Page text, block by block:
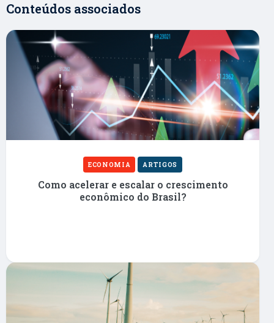
Conteúdos associados
ECONOMIA ARTIGOS
Como acelerar e escalar o crescimento
econômico do Brasil?